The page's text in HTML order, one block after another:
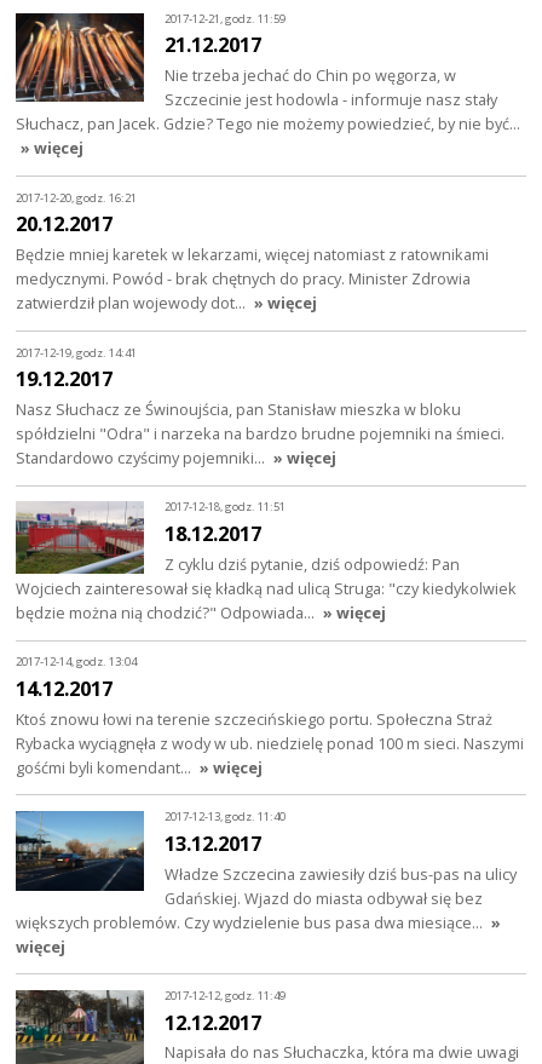
2017-12-21, godz. 11:59
21.12.2017
Nie trzeba jechać do Chin po węgorza, w
Szczecinie jest hodowla - informuje nasz stały
Słuchacz, pan Jacek. Gdzie? Tego nie możemy powiedzieć, by nie być…
» więcej
2017-12-20, godz. 16:21
20.12.2017
Będzie mniej karetek w lekarzami, więcej natomiast z ratownikami
medycznymi. Powód - brak chętnych do pracy. Minister Zdrowia
zatwierdził plan wojewody dot… » więcej
2017-12-19, godz. 14:41
19.12.2017
Nasz Słuchacz ze Świnoujścia, pan Stanisław mieszka w bloku
spółdzielni "Odra" i narzeka na bardzo brudne pojemniki na śmieci.
Standardowo czyścimy pojemniki… » więcej
2017-12-18, godz. 11:51
18.12.2017
Z cyklu dziś pytanie, dziś odpowiedź: Pan
Wojciech zainteresował się kładką nad ulicą Struga: "czy kiedykolwiek
będzie można nią chodzić?" Odpowiada… » więcej
2017-12-14, godz. 13:04
14.12.2017
Ktoś znowu łowi na terenie szczecińskiego portu. Społeczna Straż
Rybacka wyciągnęła z wody w ub. niedzielę ponad 100 m sieci. Naszymi
gośćmi byli komendant… » więcej
2017-12-13, godz. 11:40
13.12.2017
Władze Szczecina zawiesiły dziś bus-pas na ulicy
Gdańskiej. Wjazd do miasta odbywał się bez
większych problemów. Czy wydzielenie bus pasa dwa miesiące… »
więcej
2017-12-12, godz. 11:49
12.12.2017
Napisała do nas Słuchaczka, która ma dwie uwagi